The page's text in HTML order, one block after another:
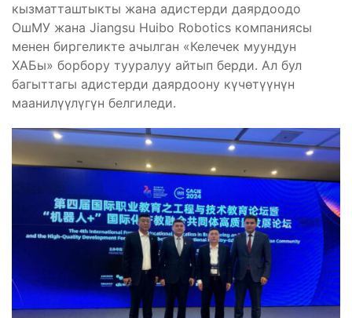
кызматташтыкты жана адистерди даярдоодо
ОшМУ жана Jiangsu Huibo Robotics компаниясы
менен биргеликте ачылган «Келечек муундун
ХАБы» борбору тууралуу айтып берди. Ал бул
багыттагы адистерди даярдоону күчөтүүнүн
маанилүүлүгүн белгиледи.